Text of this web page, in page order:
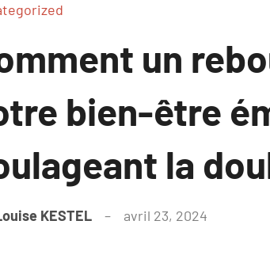
un
bien-être
la
KESTEL avril 23, 2024